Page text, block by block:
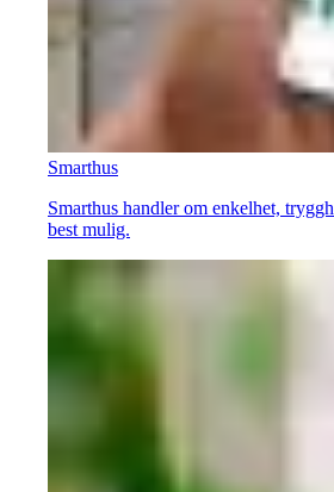
Smarthus
Smarthus handler om enkelhet,
best mulig.